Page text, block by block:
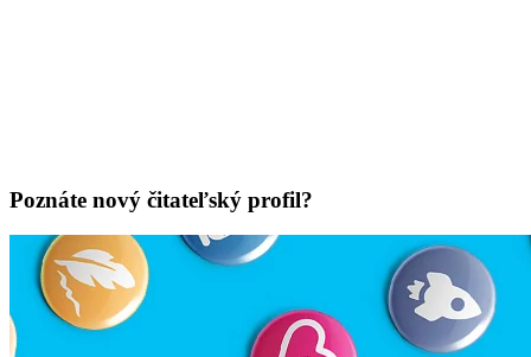
Poznáte nový čitateľský profil?